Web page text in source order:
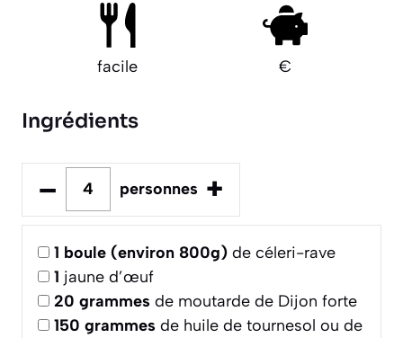
facile €
Ingrédients
– personnes +
1 boule (environ 800g) de céleri-rave
1 jaune d’œuf
20 grammes de moutarde de Dijon forte
150 grammes de huile de tournesol ou de